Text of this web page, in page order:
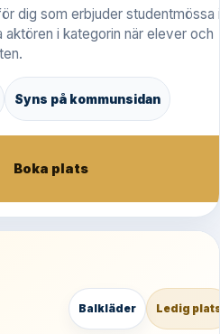
dig som erbjuder studentmössa i
aktören i kategorin när elever och
Syns på kommunsidan
Boka plats
Balkläder Ledig